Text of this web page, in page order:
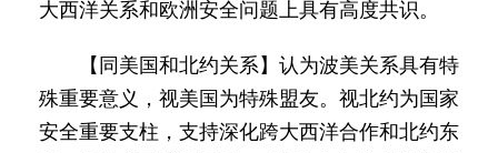
大西洋关系和欧洲安全问题上具有高度共识。
【同美国和北约关系】认为波美关系具有特
殊重要意义，视美国为特殊盟友。视北约为国家
安全重要支柱，支持深化跨大西洋合作和北约东